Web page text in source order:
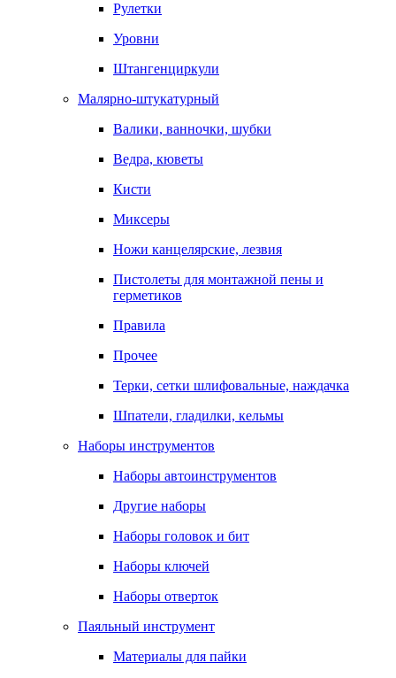
Рулетки
Уровни
Штангенциркули
Малярно-штукатурный
Валики, ванночки, шубки
Ведра, кюветы
Кисти
Миксеры
Ножи канцелярские, лезвия
Пистолеты для монтажной пены и
герметиков
Правила
Прочее
Терки, сетки шлифовальные, наждачка
Шпатели, гладилки, кельмы
Наборы инструментов
Наборы автоинструментов
Другие наборы
Наборы головок и бит
Наборы ключей
Наборы отверток
Паяльный инструмент
Материалы для пайки